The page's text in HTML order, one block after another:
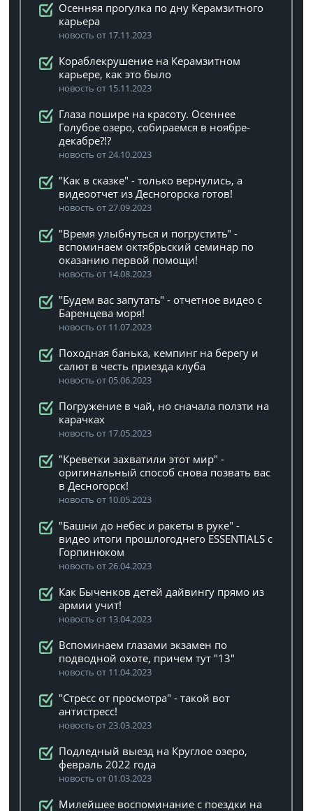
Осенняя прогулка по дну Керамзитного
карьера
новость от 17.11.2023
Кораблекрушение на Керамзитном
карьере, как это было
новость от 15.11.2023
Глаза пошире на красоту. Осеннее
Голубое озеро, собираемся в ноябре-
декабре?!?
новость от 24.10.2023
"Как в сказке" - только вернулись, а
видеоотчет из Десногорска готов!
новость от 27.09.2023
"Время улыбнуться и погрустить" -
вспоминаем октябрьский семинар по
оказанию первой помощи!
новость от 14.08.2023
"Будем вас запутать" - отчетное видео с
Баренцева моря!
новость от 11.07.2023
Походная банька, кемпинг на берегу и
салют в честь приезда клуба
новость от 05.06.2023
Погружение в чай, но сначала ползти на
карачках
новость от 17.05.2023
"Креветки захватили этот мир" -
оригинальный способ снова позвать вас
в Десногорск!
новость от 10.05.2023
"Башни до небес и ракеты в руке" -
видео итоги прошлогоднего ESSENTIALS с
Горпинюком
новость от 26.04.2023
Как Быченков детей дайвингу прямо из
армии учит!
новость от 13.04.2023
Вспоминаем глазами экзамен по
подводной охоте, причем тут "13"
новость от 11.04.2023
"Стресс от просмотра" - такой вот
антистресс!
новость от 23.03.2023
Подледный выезд на Круглое озеро,
февраль 2022 года
новость от 01.03.2023
Милейшее воспоминание с поездки на